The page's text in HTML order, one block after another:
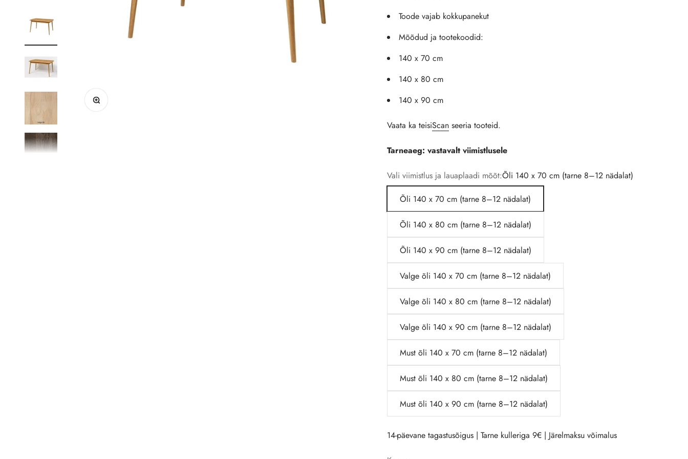
Suurenda
Toode vajab kokkupanekut
Mõõdud ja tootekoodid:
140 x 70 cm
140 x 80 cm
140 x 90 cm
Vaata ka teisiScan seeria tooteid.
Tarneaeg: vastavalt viimistlusele
Vali viimistlus ja lauaplaadi mõõt:Õli 140 x 70 cm (tarne 8–12 nädalat)
Õli 140 x 70 cm (tarne 8–12 nädalat)
Õli 140 x 80 cm (tarne 8–12 nädalat)
Õli 140 x 90 cm (tarne 8–12 nädalat)
Valge õli 140 x 70 cm (tarne 8–12 nädalat)
Valge õli 140 x 80 cm (tarne 8–12 nädalat)
Valge õli 140 x 90 cm (tarne 8–12 nädalat)
Must õli 140 x 70 cm (tarne 8–12 nädalat)
Must õli 140 x 80 cm (tarne 8–12 nädalat)
Must õli 140 x 90 cm (tarne 8–12 nädalat)
14-päevane tagastusõigus | Tarne kulleriga 9€ | Järelmaksu võimalus